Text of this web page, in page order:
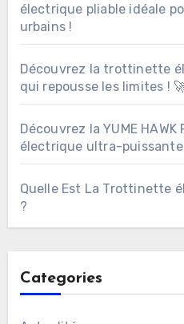
électrique pliable idéale
urbains !
Découvrez la trottinette
qui repousse les limites !
Découvrez la YUME
électrique ultra-puissante
Quelle Est La Trottinette
?
Categories